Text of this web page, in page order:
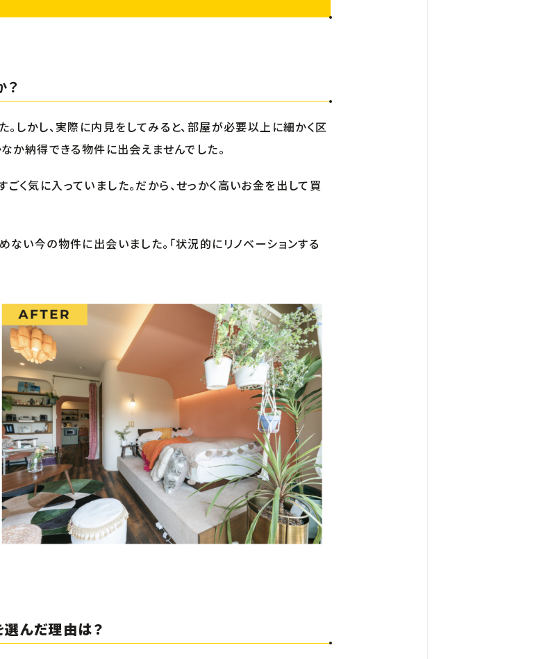
しかし、実際に内見をしてみると、部屋が必要以上に細かく区
か納得できる物件に出会えませんでした。
気に入っていました。だから、せっかく高いお金を出して買
い今の物件に出会いました。「状況的にリノベーションする
んだ理由は？